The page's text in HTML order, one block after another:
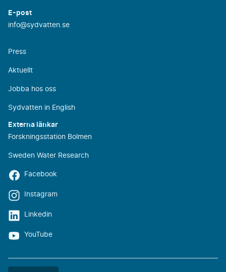
E-post
info@sydvatten.se
Press
Aktuellt
Jobba hos oss
Sydvatten in English
Externa länkar
Forskningsstation Bolmen
Sweden Water Research
Facebook
Instagram
Linkedin
YouTube